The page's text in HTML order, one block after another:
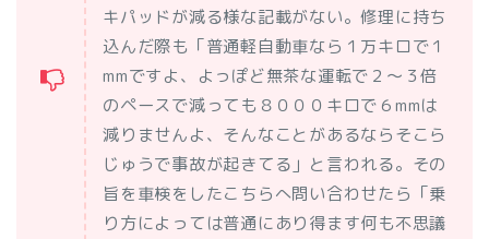
キパッドが減る様な記載がない。修理に持ち
込んだ際も「普通軽自動車なら１万キロで１
mmですよ、よっぽど無茶な運転で２〜３倍
のペースで減っても８０００キロで６mmは
減りませんよ、そんなことがあるならそこら
じゅうで事故が起きてる」と言われる。その
旨を車検をしたこちらへ問い合わせたら「乗
り方によっては普通にあり得ます何も不思議